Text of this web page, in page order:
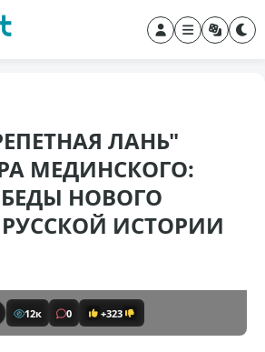
ЛАНЬ"
МЕДИНСКОГО:
НОВОГО
ИСТОРИИ
12к 0 +323